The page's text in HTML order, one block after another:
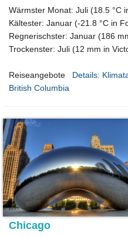
Wärmster Monat: Juli (18.5 °C
Kältester: Januar (-21.8 °C in
Regnerischster: Januar (186
Trockenster: Juli (12 mm in
Reiseangebote
Details:
British Columbia
Chicago